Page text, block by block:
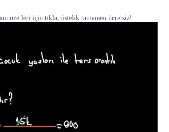
özetleri için tıkla, üstelik tamamen ücretsiz!